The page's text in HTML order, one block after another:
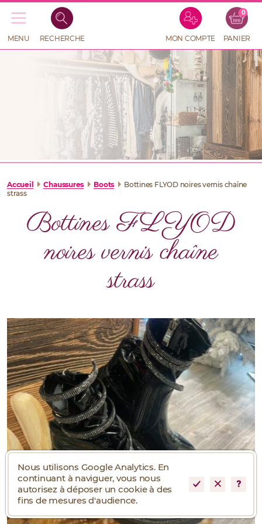
Recherche
de
MENU RECHERCHE MON COMPTE PANIER
0
RECHERCHE
DE
PRODUITS
Accueil Chaussures Boots
Bottines FLYOD noires vernis chaîne
strass
Bottines FLYOD
noires vernis chaîne
strass
Nous utilisons Google Analytics. En
continuant à naviguer, vous nous
autorisez à déposer un cookie à des
fins de mesures d'audience.